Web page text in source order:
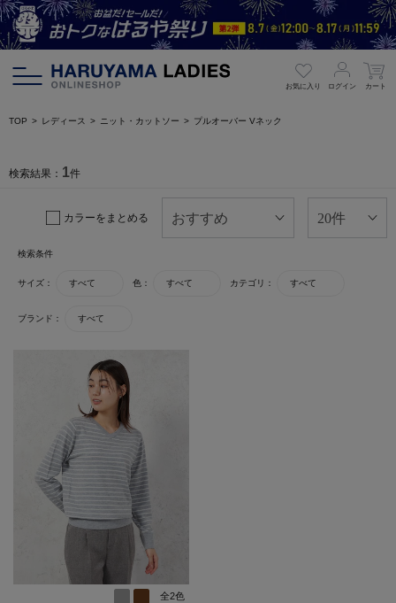
お気に入り ログイン カート
TOP レディース ニット・カットソー プルオーバー Vネック
検索結果： 1件
カラーをまとめる
検索条件
サイズ： すべて 色： すべて カテゴリ： すべて
ブランド： すべて
全2色